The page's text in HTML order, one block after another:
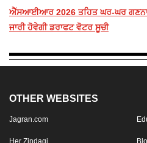
ਐੱਸਆਈਆਰ 2026 ਤਹਿਤ ਘਰ-ਘਰ
ਜਾਰੀ ਹੋਵੇਗੀ ਡਰਾਫਟ ਵੋਟਰ ਸੂਚੀ
OTHER WEBSITES
Jagran.com
Her Zindagi